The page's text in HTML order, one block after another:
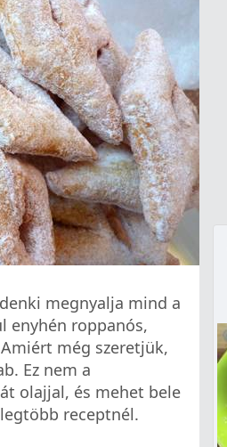
megnyalja mind a
enyhén roppanós,
még szeretjük,
Ez nem a
olajjal, és mehet bele
receptnél.